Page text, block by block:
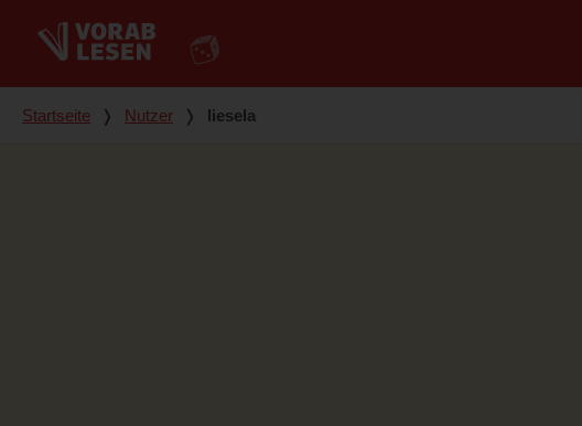
Du bist hier
Startseite ❭ Nutzer ❭ liesela